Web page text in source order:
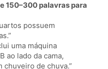
150–300 palavras para
possuem
uma máquina
ao lado da cama,
de chuva.”